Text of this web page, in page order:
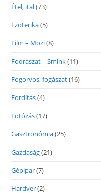
Étel, ital(73)
Ezoterika(5)
Film – Mozi(8)
Fodrászat – Smink(11)
Fogorvos, fogászat(16)
Fordítás(4)
Fotózás(17)
Gasztronómia(25)
Gazdaság(21)
Gépipar(7)
Hardver(2)